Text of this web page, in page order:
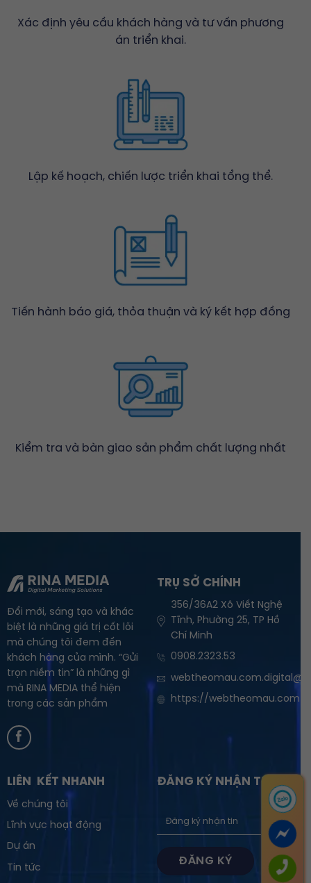
Xác định yêu cầu khách hàng và tư vấn phương
án triển khai.
Lập kế hoạch, chiến lược triển khai tổng thể.
Tiến hành báo giá, thỏa thuận và ký kết hợp đồng
Kiểm tra và bàn giao sản phẩm chất lượng nhất
Đổi mới, sáng tạo và khác
biệt là những giá trị cốt lõi
mà chúng tôi đem đến
khách hàng của mình. “Gửi
trọn niềm tin” là những gì
mà RINA MEDIA thể hiện
trong các sản phẩm
TRỤ SỞ CHÍNH
356/36A2 Xô Viết Nghệ
Tĩnh, Phường 25, TP Hồ
Chí Minh
0908.2323.53
https://webtheomau.com
LIÊN KẾT NHANH
Về chúng tôi
Lĩnh vực hoạt động
Dự án
Tin tức
ĐĂNG KÝ NHẬN TIN